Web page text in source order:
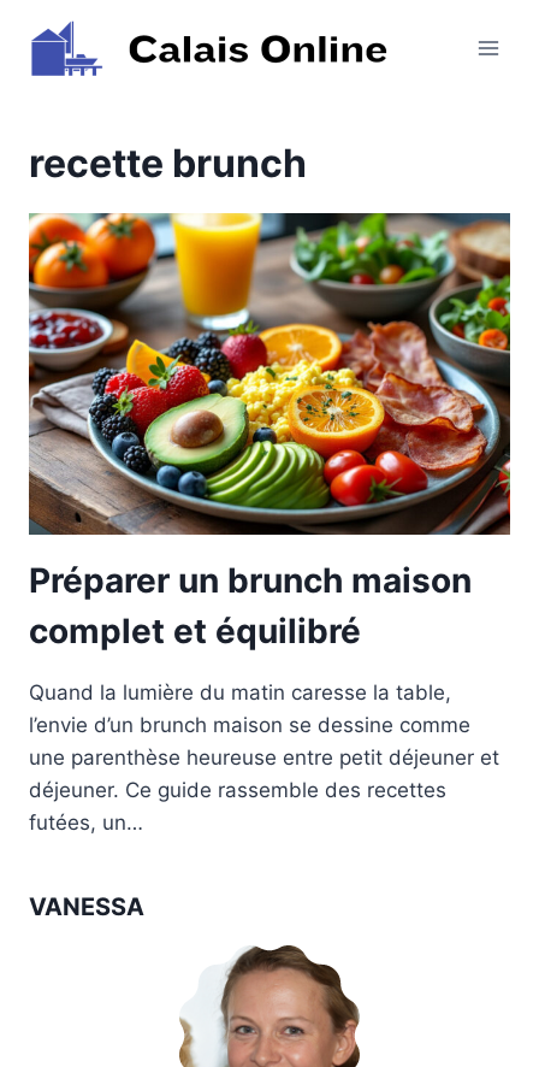
contenu
recette brunch
Préparer un brunch maison
complet et équilibré
Quand la lumière du matin caresse la table,
l’envie d’un brunch maison se dessine comme
une parenthèse heureuse entre petit déjeuner et
déjeuner. Ce guide rassemble des recettes
futées, un…
VANESSA